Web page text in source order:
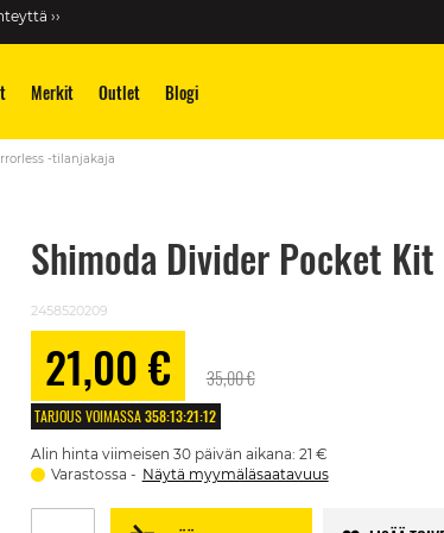
››
Merkit Outlet Blogi
-tilanjakaja
Shimoda Divider Pocket
2458520209
Alennushinta
21,00 € 35,00 €
TARJOUS VOIMASSA358:13:21:12
Alin hinta viimeisen 30 päivän aikana: 21 €
Varastossa
Näytä myymäläsaatavuus